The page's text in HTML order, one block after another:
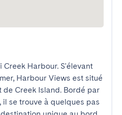
Harbour. S'élevant
Harbour Views est situé
Creek Island. Bordé par
se trouve à quelques pas